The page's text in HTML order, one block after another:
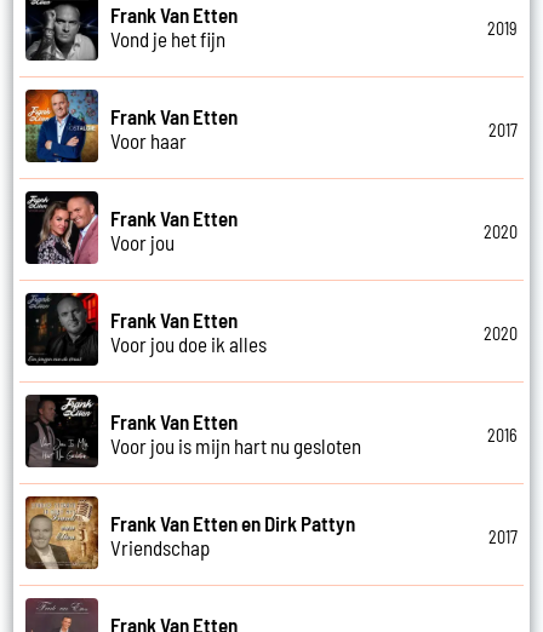
Frank Van Etten
Vond je het fijn
2019
Frank Van Etten
Voor haar
2017
Frank Van Etten
Voor jou
2020
Frank Van Etten
Voor jou doe ik alles
2020
Frank Van Etten
Voor jou is mijn hart nu gesloten
2016
Frank Van Etten en Dirk Pattyn
Vriendschap
2017
Frank Van Etten